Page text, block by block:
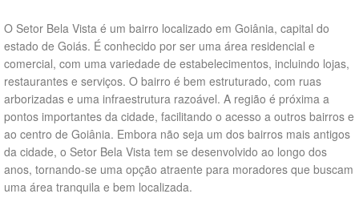
O Setor Bela Vista é um bairro localizado em Goiânia, capital do
estado de Goiás. É conhecido por ser uma área residencial e
comercial, com uma variedade de estabelecimentos, incluindo lojas,
restaurantes e serviços. O bairro é bem estruturado, com ruas
arborizadas e uma infraestrutura razoável. A região é próxima a
pontos importantes da cidade, facilitando o acesso a outros bairros e
ao centro de Goiânia. Embora não seja um dos bairros mais antigos
da cidade, o Setor Bela Vista tem se desenvolvido ao longo dos
anos, tornando-se uma opção atraente para moradores que buscam
uma área tranquila e bem localizada.